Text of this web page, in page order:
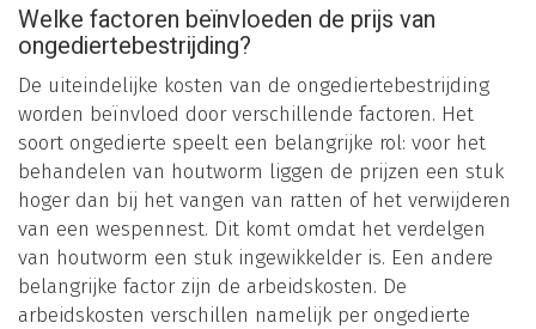
Welke factoren beïnvloeden de prijs van
ongediertebestrijding?
De uiteindelijke kosten van de ongediertebestrijding
worden beïnvloed door verschillende factoren. Het
soort ongedierte speelt een belangrijke rol: voor het
behandelen van houtworm liggen de prijzen een stuk
hoger dan bij het vangen van ratten of het verwijderen
van een wespennest. Dit komt omdat het verdelgen
van houtworm een stuk ingewikkelder is. Een andere
belangrijke factor zijn de arbeidskosten. De
arbeidskosten verschillen namelijk per ongedierte